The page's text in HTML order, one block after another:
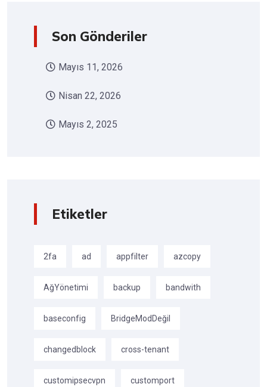
Son Gönderiler
Mayıs 11, 2026
Nisan 22, 2026
Mayıs 2, 2025
Etiketler
2fa ad appfilter azcopy
AğYönetimi backup bandwith
baseconfig BridgeModDeğil
changedblock cross-tenant
customipsecvpn customport